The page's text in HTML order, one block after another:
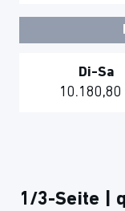
Di-Sa
10.180,80
1/3-Seite |